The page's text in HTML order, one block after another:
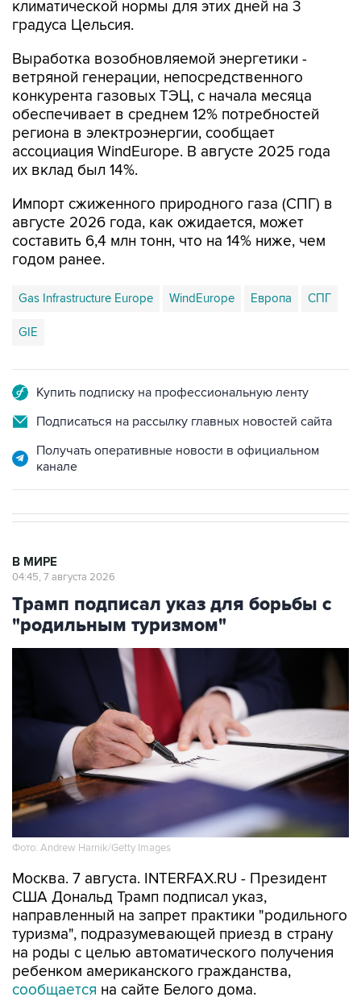
климатической нормы для этих дней на 3
градуса Цельсия.
Выработка возобновляемой энергетики -
ветряной генерации, непосредственного
конкурента газовых ТЭЦ, с начала месяца
обеспечивает в среднем 12% потребностей
региона в электроэнергии, сообщает
ассоциация WindEurope. В августе 2025 года
их вклад был 14%.
Импорт сжиженного природного газа (СПГ) в
августе 2026 года, как ожидается, может
составить 6,4 млн тонн, что на 14% ниже, чем
годом ранее.
Gas Infrastructure Europe WindEurope Европа СПГ
GIE
Купить подписку на профессиональную ленту
Подписаться на рассылку главных новостей сайта
Получать оперативные новости в официальном
канале
В МИРЕ
04:45, 7 августа 2026
Трамп подписал указ для борьбы с
"родильным туризмом"
Фото: Andrew Harnik/Getty Images
Москва. 7 августа. INTERFAX.RU - Президент
США Дональд Трамп подписал указ,
направленный на запрет практики "родильного
туризма", подразумевающей приезд в страну
на роды с целью автоматического получения
ребенком американского гражданства,
сообщается на сайте Белого дома.